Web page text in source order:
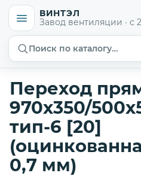
ВИНТЭЛ
Завод вентиляции · с
Поиск по каталогу…
Переход
970х350/
тип-6 [20]
0,7 мм)